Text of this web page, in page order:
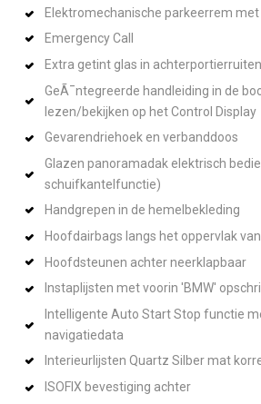
Elektromechanische parkeerrem
Emergency Call
Extra getint glas in
GeÃ¯ntegreerde handleiding in de
lezen/bekijken op het Control Display
Gevarendriehoek en verbanddoos
Glazen panoramadak elektrisch
schuifkantelfunctie)
Handgrepen in de hemelbekleding
Hoofdairbags langs het oppervlak
Hoofdsteunen achter neerklapbaar
Instaplijsten met voorin 'BMW'
Intelligente Auto Start Stop functie
navigatiedata
Interieurlijsten Quartz Silber mat
ISOFIX bevestiging achter